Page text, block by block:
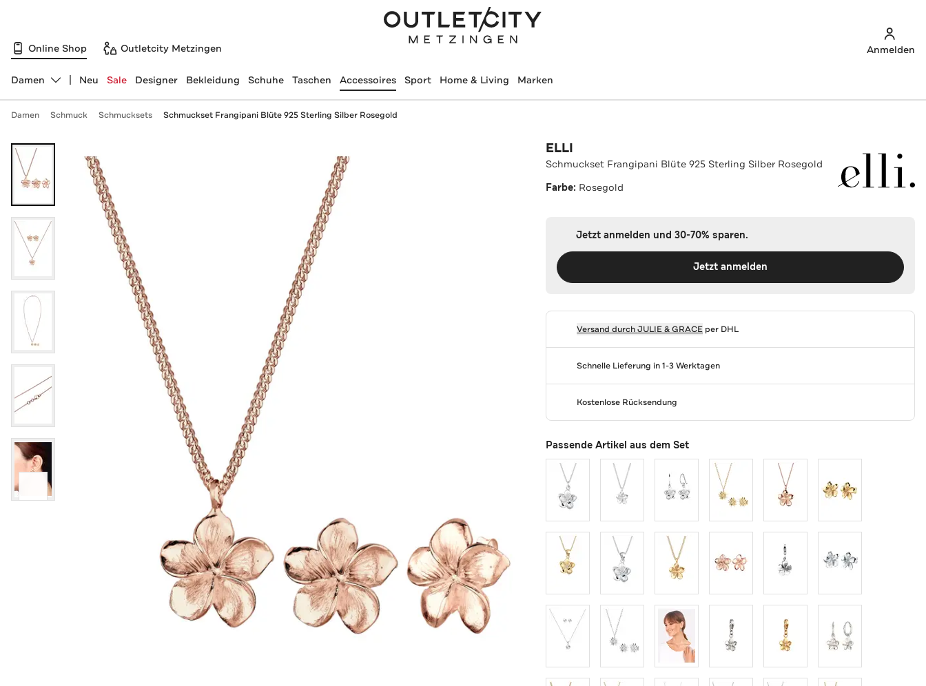
Online Shop Outletcity Metzingen Anmelden
Abteilung ändern, ausgewählt:
Damen Neu Sale Designer Bekleidung Schuhe Taschen Accessoires Sport Home & Living Marken
Damen Schmuck Schmucksets Schmuckset Frangipani Blüte 925 Sterling Silber Rosegold
ELLI
Schmuckset Frangipani Blüte 925 Sterling Silber Rosegold
Farbe: Rosegold
Jetzt anmelden und 30-70% sparen.
Jetzt anmelden
Versand durchJULIE & GRACE per DHL
Schnelle Lieferung in 1-3 Werktagen
Kostenlose Rücksendung
Passende Artikel aus dem Set